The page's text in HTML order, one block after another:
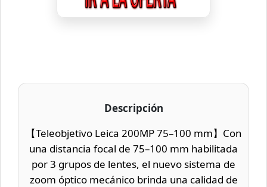
Descripción
【Teleobjetivo Leica 200MP 75–100 mm】Con
una distancia focal de 75–100 mm habilitada
por 3 grupos de lentes, el nuevo sistema de
zoom óptico mecánico brinda una calidad de